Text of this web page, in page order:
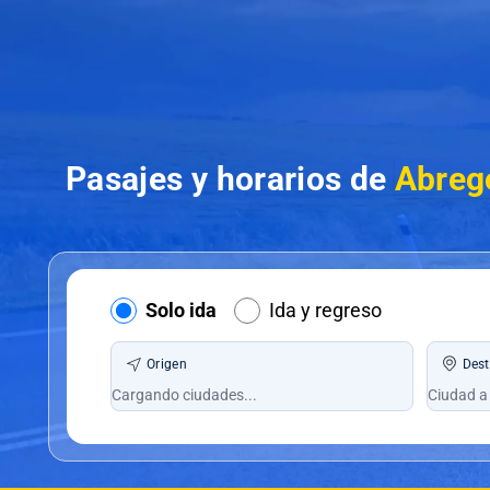
Pasajes y horarios de
Solo ida Ida y regreso
Origen